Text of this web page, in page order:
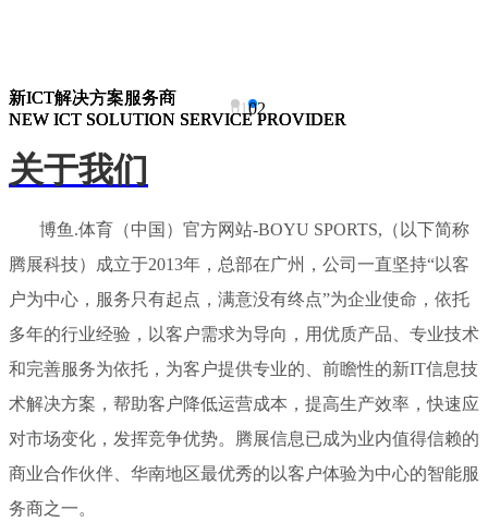
新ICT解决方案服务商
NEW ICT SOLUTION SERVICE PROVIDER
新ICT解决方案服务商
NEW ICT SOLUTION SERVICE PROVIDER
新ICT解决方案服务商
NEW ICT SOLUTION SERVICE PROVIDER
0102
关于我们
博鱼.体育（中国）官方网站-BOYU SPORTS,（以下简称
腾展科技）成立于2013年，总部在广州，公司一直坚持“以客
户为中心，服务只有起点，满意没有终点”为企业使命，依托
多年的行业经验，以客户需求为导向，用优质产品、专业技术
和完善服务为依托，为客户提供专业的、前瞻性的新IT信息技
术解决方案，帮助客户降低运营成本，提高生产效率，快速应
对市场变化，发挥竞争优势。腾展信息已成为业内值得信赖的
商业合作伙伴、华南地区最优秀的以客户体验为中心的智能服
务商之一。